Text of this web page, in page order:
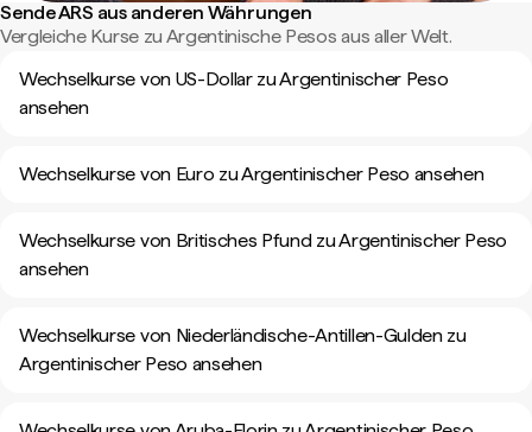
Sende ARS aus anderen Währungen
Vergleiche Kurse zu Argentinische Pesos aus aller Welt.
Wechselkurse von US-Dollar zu Argentinischer Peso
ansehen
Wechselkurse von Euro zu Argentinischer Peso ansehen
Wechselkurse von Britisches Pfund zu Argentinischer Peso
ansehen
Wechselkurse von Niederländische-Antillen-Gulden zu
Argentinischer Peso ansehen